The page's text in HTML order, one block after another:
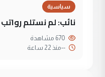
سياسية
نائب: لم نستلم
--منذ 22 ساعة